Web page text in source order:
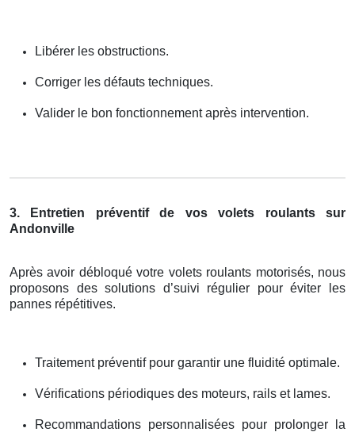
Libérer les obstructions.
Corriger les défauts techniques.
Valider le bon fonctionnement après intervention.
3. Entretien préventif de vos volets roulants sur
Andonville
Après avoir débloqué votre volets roulants motorisés, nous
proposons des solutions d’suivi régulier pour éviter les
pannes répétitives.
Traitement préventif pour garantir une fluidité optimale.
Vérifications périodiques des moteurs, rails et lames.
Recommandations personnalisées pour prolonger la